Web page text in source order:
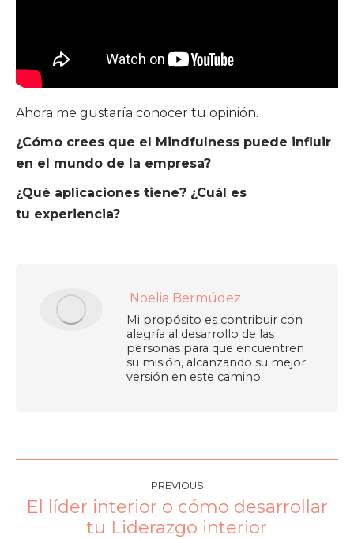
Ahora me gustaría conocer tu opinión.
¿Cómo crees que el Mindfulness puede influir
en el mundo de la empresa?
¿Qué aplicaciones tiene? ¿Cuál es
tu experiencia?
Noelia Bermúdez
Mi propósito es contribuir con
alegría al desarrollo de las
personas para que encuentren
su misión, alcanzando su mejor
versión en este camino.
PREVIOUS
El líder interior o cómo desarrollar
tu Liderazgo interior